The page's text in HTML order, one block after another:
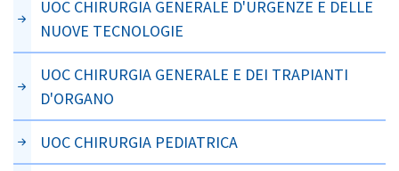
UOC CHIRURGIA GENERALE D'URGENZE E DELLE
NUOVE TECNOLOGIE
UOC CHIRURGIA GENERALE E DEI TRAPIANTI
D'ORGANO
UOC CHIRURGIA PEDIATRICA